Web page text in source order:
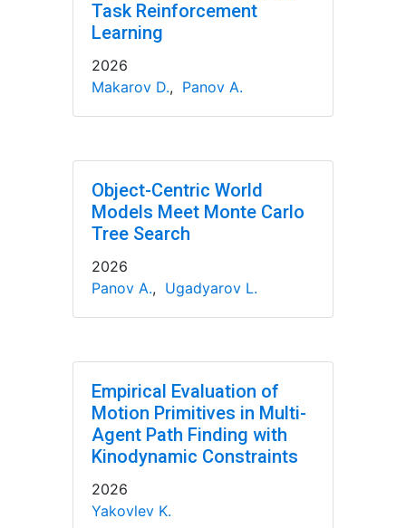
Task Reinforcement
Learning
2026
Makarov D., Panov A.
Object-Centric World
Models Meet Monte Carlo
Tree Search
2026
Panov A., Ugadyarov L.
Empirical Evaluation of
Motion Primitives in Multi-
Agent Path Finding with
Kinodynamic Constraints
2026
Yakovlev K.